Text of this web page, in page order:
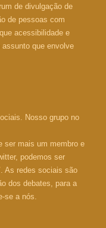
de divulgação de
de pessoas com
acessibilidade e
que envolve
Nosso grupo no
ser mais um membro e
podemos ser
. As redes sociais são
dos debates, para a
se a nós.